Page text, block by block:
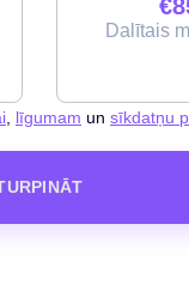
Dalītais
, līgumam un sīkdatņu